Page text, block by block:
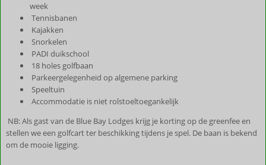
week
Tennisbanen
Kajakken
Snorkelen
PADI duikschool
18 holes golfbaan
Parkeergelegenheid op algemene parking
Speeltuin
Accommodatie is niet rolstoeltoegankelijk
NB: Als gast van de Blue Bay Lodges krijg je korting op de greenfee en
stellen we een golfcart ter beschikking tijdens je spel. De baan is bekend
om de mooie ligging.